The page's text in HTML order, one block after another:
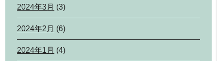
2024年3月 (3)
2024年2月 (6)
2024年1月 (4)